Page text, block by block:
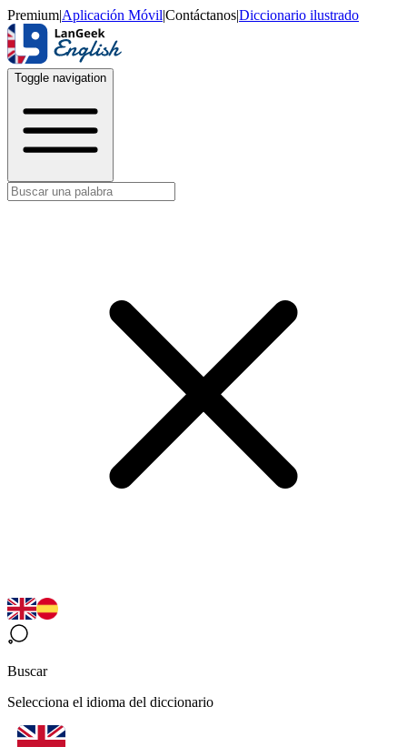
Premium|Aplicación Móvil|Contáctanos|Diccionario ilustrado
Toggle navigation
Buscar
Selecciona el idioma del diccionario